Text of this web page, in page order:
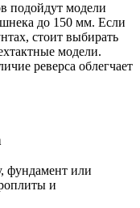
подойдут модели
до 150 мм. Если
стоит выбирать
модели.
реверса облегчает
фундамент или
и